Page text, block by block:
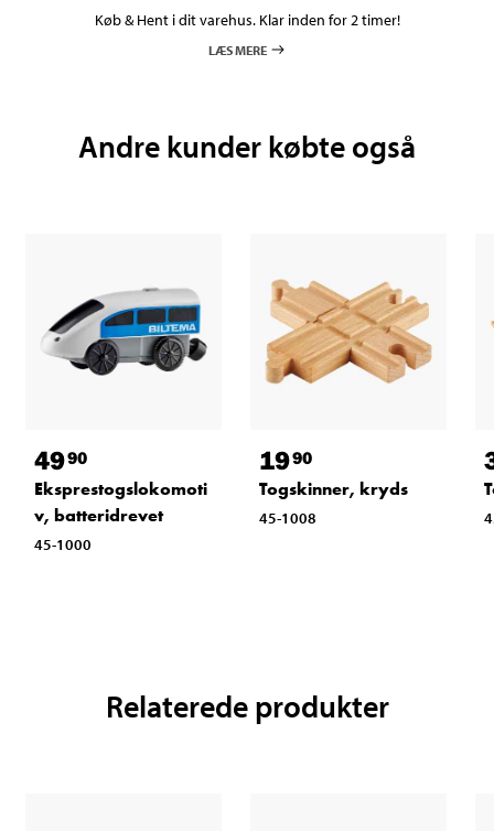
Køb & Hent i dit varehus. Klar inden for 2 timer!
LÆS MERE
Andre kunder købte også
4990
Eksprestogslokomoti
v, batteridrevet
45-1000
1990
Togskinner, kryds
45-1008
Relaterede produkter